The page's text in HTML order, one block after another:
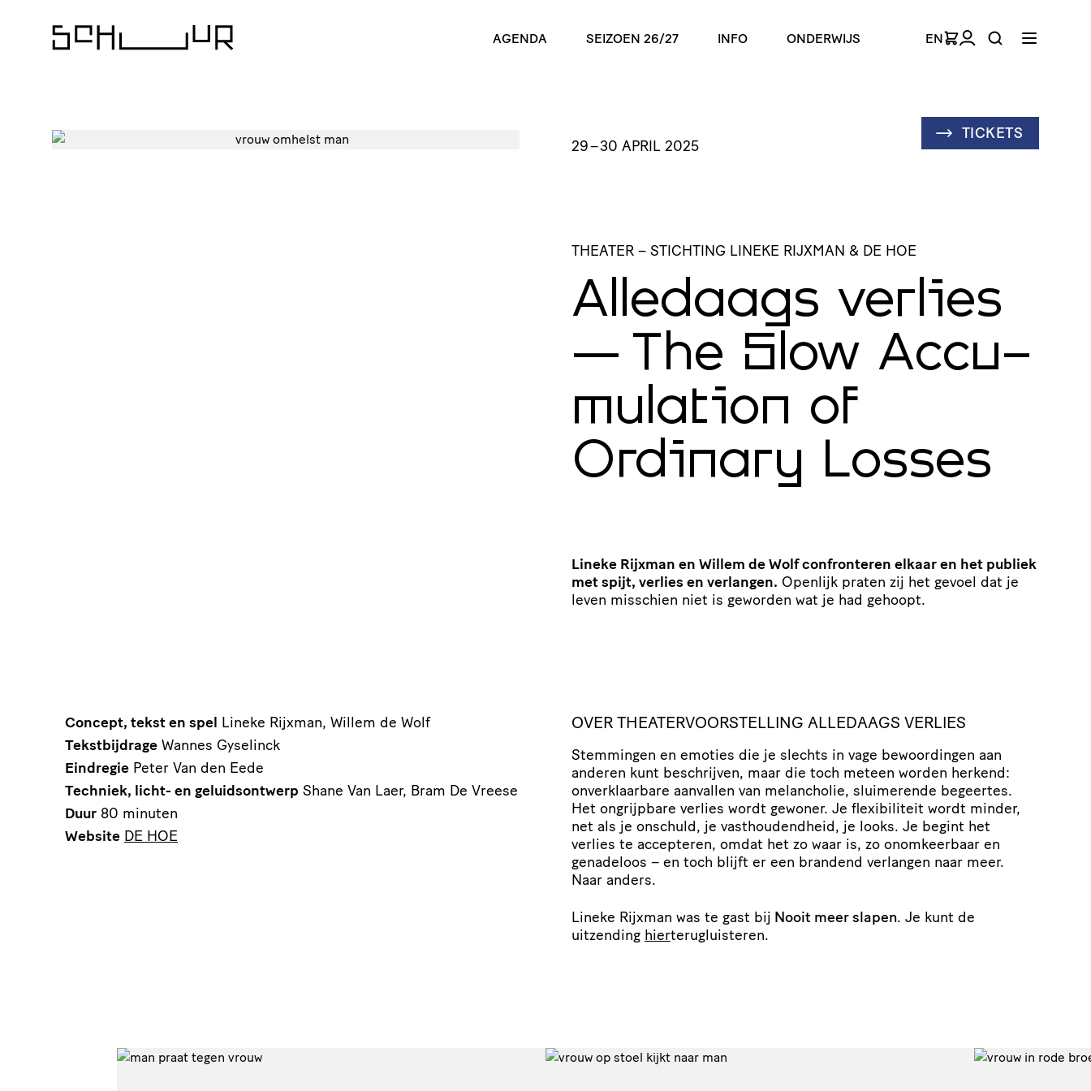
AGENDA SEIZOEN 26/27 INFO ONDERWIJS EN
TICKETS
29–30 APRIL 2025
THEATER – STICHTING LINEKE RIJXMAN & DE HOE
Alledaags verlies
— The Slow Accu­
mu­la­tion of
Ordinary Losses
Lineke Rijxman en Willem de Wolf confronteren elkaar en het publiek
met spijt, verlies en verlangen. Openlijk praten zij het gevoel dat je
leven misschien niet is geworden wat je had gehoopt.
OVER THEATERVOORSTELLING ALLEDAAGS VERLIES
Stemmingen en emoties die je slechts in vage bewoordingen aan
anderen kunt beschrijven, maar die toch meteen worden herkend:
onverklaarbare aanvallen van melancholie, sluimerende begeertes.
Het ongrijpbare verlies wordt gewoner. Je flexibiliteit wordt minder,
net als je onschuld, je vasthoudendheid, je looks. Je begint het
verlies te accepteren, omdat het zo waar is, zo onomkeerbaar en
genadeloos – en toch blijft er een brandend verlangen naar meer.
Naar anders.
Lineke Rijxman was te gast bij Nooit meer slapen. Je kunt de
uitzending hierterugluisteren.
Concept, tekst en spel Lineke Rijxman, Willem de Wolf
Tekstbijdrage Wannes Gyselinck
Eindregie Peter Van den Eede
Techniek, licht- en geluidsontwerp Shane Van Laer, Bram De Vreese
Duur 80 minuten
Website DE HOE